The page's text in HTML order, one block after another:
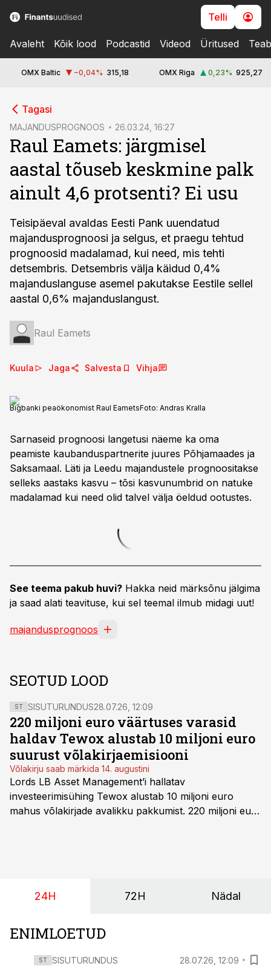
Telli
Avaleht Kõik lood Podcastid Videod Üritused
OMX Baltic −0,04% 315,18 OMX Riga 0,23% 925,27
Tagasi
MAJANDUSPROGNOOS 26.03.24, 16:27
Raul Eamets: järgmisel
aastal tõuseb keskmine palk
ainult 4,6 protsenti? Ei usu
Teisipäeval avaldas Eesti Pank uuendatud
majandusprognoosi ja selgus, et praegu tehtud
prognoosid madalamad, kui need, mis tehti
detsembris. Detsembris välja käidud 0,4%
majanduslanguse asemel pakutakse Eestile sellel
aastal 0,6% majanduslangust.
Raul Eamets
Kuula Jaga Salvesta Vihja
Bigbanki peaökonomist Raul EametsFoto: Andras Kralla
Sarnaseid prognoosi langetusi näeme ka oma
peamiste kaubanduspartnerite juures Põhjamaades ja
Saksamaal. Läti ja Leedu majandustele prognoositakse
selleks aastaks kasvu – tõsi kasvunumbrid on natuke
madalamad kui need olid talvel välja öeldud ootustes.
See teema pakub huvi? Hakka neid märksõnu jälgima
ja saad alati teavituse, kui sel teemal ilmub midagi uut!
majandusprognoos
SEOTUD LOOD
ST SISUTURUNDUS28.07.26, 12:09
220 miljoni euro väärtuses varasid
haldav Tewox alustab 10 miljoni euro
suurust võlakirjaemisiooni
Võlakirju saab märkida 14. augustini
Lords LB Asset Management’i hallatav
investeerimisühing Tewox alustab 10 miljoni euro
mahus võlakirjade avalikku pakkumist. 220 miljoni euro
24H 72H Nädal
ENIMLOETUD
ST SISUTURUNDUS 28.07.26, 12:09